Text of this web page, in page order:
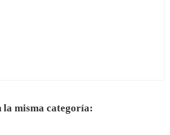
la misma categoría: